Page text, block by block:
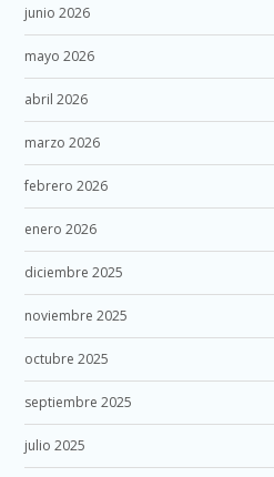
junio 2026
mayo 2026
abril 2026
marzo 2026
febrero 2026
enero 2026
diciembre 2025
noviembre 2025
octubre 2025
septiembre 2025
julio 2025